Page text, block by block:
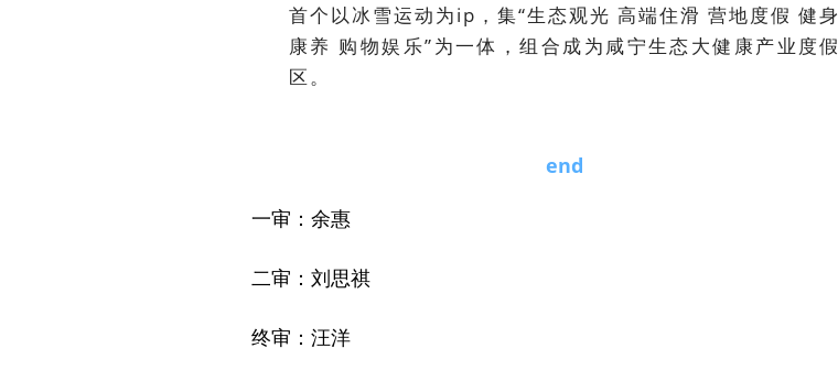
首个以冰雪运动为ip，集“生态观光 高端住滑 营地度假 健身
康养 购物娱乐”为一体，组合成为咸宁生态大健康产业度假
区。
end
一审：余惠
二审：刘思祺
终审：汪洋